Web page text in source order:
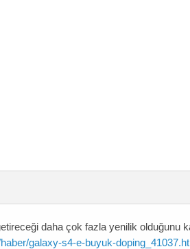
daha çok fazla yenilik olduğunu
galaxy-s4-e-buyuk-